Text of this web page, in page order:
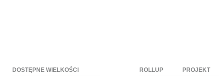
DOSTĘPNE WIELKOŚCI ROLLUP PROJEKT